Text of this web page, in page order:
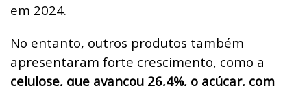
em 2024.
No entanto, outros produtos também
apresentaram forte crescimento, como a
celulose, que avançou 26,4%, o açúcar, com